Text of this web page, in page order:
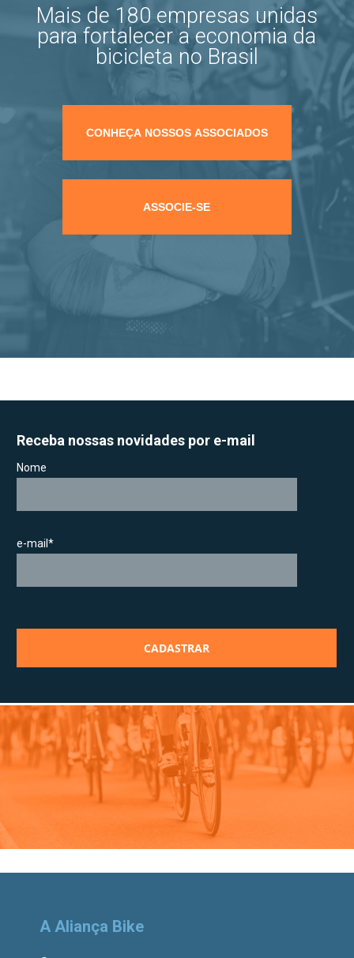
Mais de 180 empresas unidas
para fortalecer a economia da
bicicleta no Brasil
CONHEÇA NOSSOS ASSOCIADOS
ASSOCIE-SE
Receba nossas novidades por e-mail
Nome
e-mail*
A Aliança Bike